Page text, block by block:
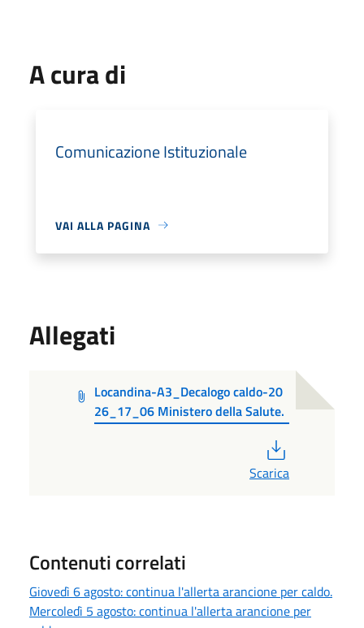
A cura di
Comunicazione Istituzionale
VAI ALLA PAGINA
Allegati
Locandina-A3_Decalogo caldo-20
26_17_06 Ministero della Salute.
Scarica
Contenuti correlati
Giovedì 6 agosto: continua l'allerta arancione per caldo.
Mercoledì 5 agosto: continua l'allerta arancione per